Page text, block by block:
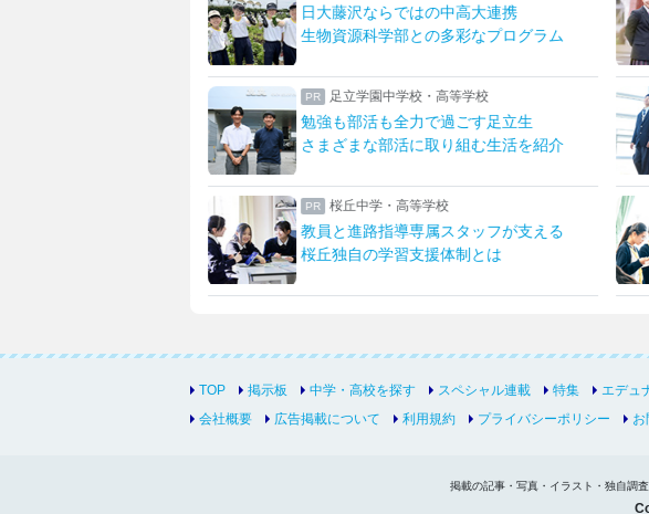
何事にも挑戦！双子姉妹の学校生活
部活に留学も！なりたいを叶える学校
八王子学園八王子中学校・高等学校
一橋大・東京科学大に合格！
先生とマンツーマンで描く未来
女子聖学院中学校高等学校
英語グローバルとサイエンスを強化！
「新たな女子聖」への改革
TOP 掲示板 中学・高校を探す スペシャル連載 特集 エデュ
会社概要
広告掲載について 利用規約 プライバシーポリシー お
掲載の記事・写真・イラスト・独自調